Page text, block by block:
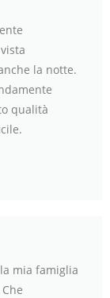
la notte.
qualità
mia famiglia